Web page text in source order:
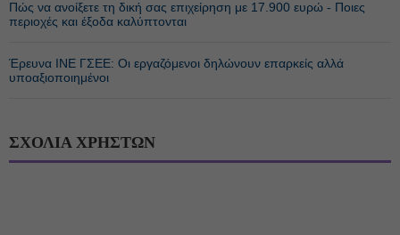
Πώς να ανοίξετε τη δική σας επιχείρηση με 17.900 ευρώ - Ποιες
περιοχές και έξοδα καλύπτονται
Έρευνα ΙΝΕ ΓΣΕΕ: Οι εργαζόμενοι δηλώνουν επαρκείς αλλά
υποαξιοποιημένοι
ΣΧΟΛΙΑ ΧΡΗΣΤΩΝ